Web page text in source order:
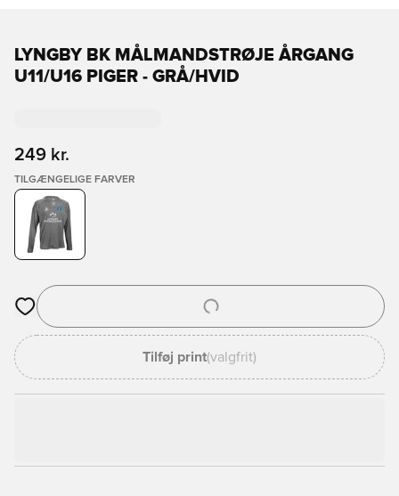
LYNGBY BK MÅLMANDSTRØJE ÅRGANG
U11/U16 PIGER - GRÅ/HVID
249 kr.
TILGÆNGELIGE FARVER
Åbner en Modal til at logge ind eller tilmelde dig som medlem
Tilføj print(valgfrit)